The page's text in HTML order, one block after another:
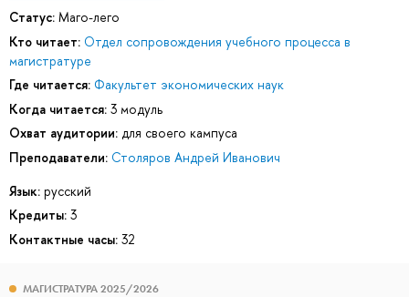
Статус: Маго-лего
Кто читает: Отдел сопровождения учебного процесса в
магистратуре
Где читается: Факультет экономических наук
Когда читается: 3 модуль
Охват аудитории: для своего кампуса
Преподаватели: Столяров Андрей Иванович
Язык: русский
Кредиты: 3
Контактные часы: 32
МАГИСТРАТУРА 2025/2026